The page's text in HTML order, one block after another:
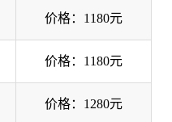
价格：1180元
价格：1180元
价格：1280元